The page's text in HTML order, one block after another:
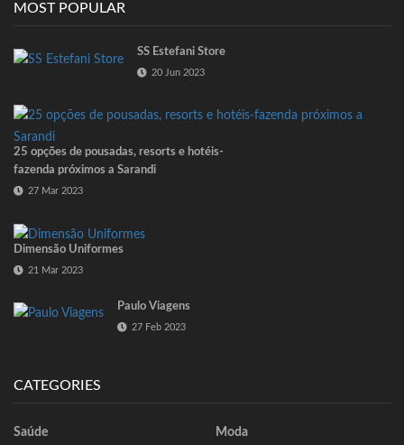
MOST POPULAR
SS Estefani Store
20 Jun 2023
25 opções de pousadas, resorts e hotéis-
fazenda próximos a Sarandi
27 Mar 2023
Dimensão Uniformes
21 Mar 2023
Paulo Viagens
27 Feb 2023
CATEGORIES
Saúde Moda